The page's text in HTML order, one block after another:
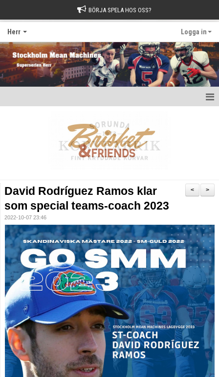
BÖRJA SPELA HOS OSS?
Herr Logga in
>
<
David Rodríguez Ramos klar
som special teams-coach 2023
2022-10-07 23:46